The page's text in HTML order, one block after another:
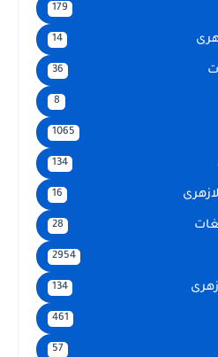
179
14
36
8
1065
134
16
28
2954
134
461
57